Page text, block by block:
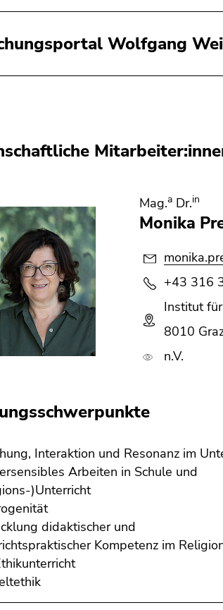
Wolfgang
Mag.aDr.in
Monika
+43 316
Institut
8010
n.V.
Interaktion und Resonanz im
Arbeiten in Schule und
)Unterricht
didaktischer und
Kompetenz im